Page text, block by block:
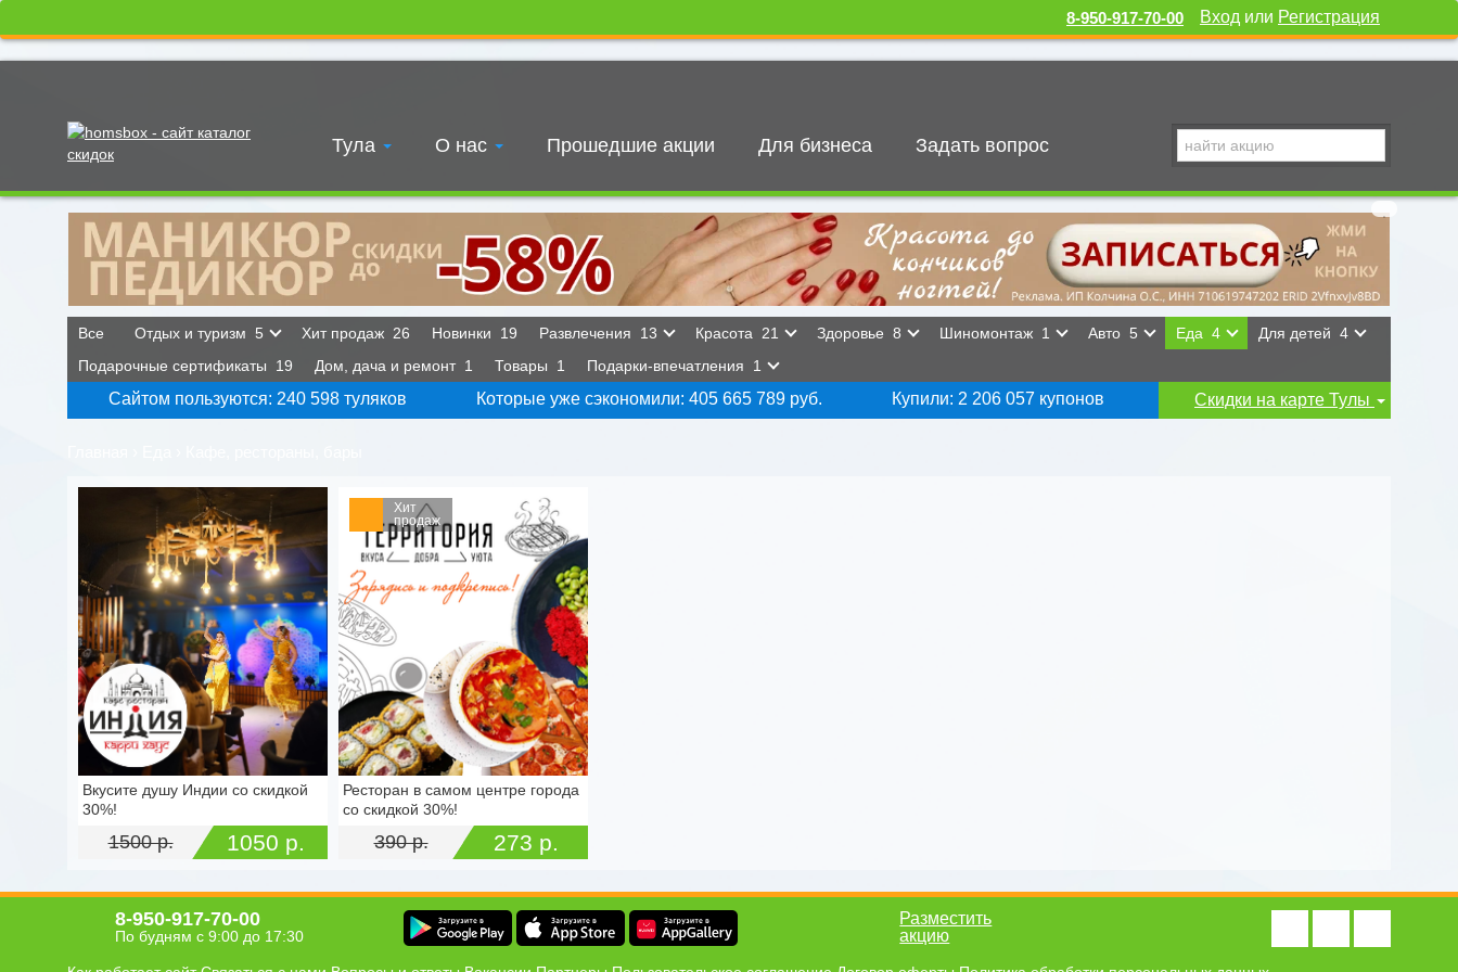
Вход или Регистрация
8-950-917-70-00
Тула О нас Прошедшие акции Для бизнеса Задать вопрос
Все Отдых и туризм 5 Хит продаж 26 Новинки 19 Развлечения 13 Красота 21 Здоровье 8 Шиномонтаж 1 Авто 5 Еда 4 Для детей 4
Подарочные сертификаты
19 Дом, дача и ремонт 1 Товары 1 Подарки-впечатления 1
Скидки на карте Тулы
Сайтом пользуются: 240 598 туляков Которые уже сэкономили: 405 665 789 руб. Купили: 2 206 057 купонов
г. Тула, пр-кт Ленина, д. 83Б
Вкусите душу Индии со скидкой
30%!
1500 р. 1050 р.
Хит
продаж
г. Тула, ул. Советская, д. 10,
стр. 3
Ресторан в самом центре города
со скидкой 30%!
390 р. 273 р.
8-950-917-70-00
По будням с 9:00 до 17:30
Разместить
акцию